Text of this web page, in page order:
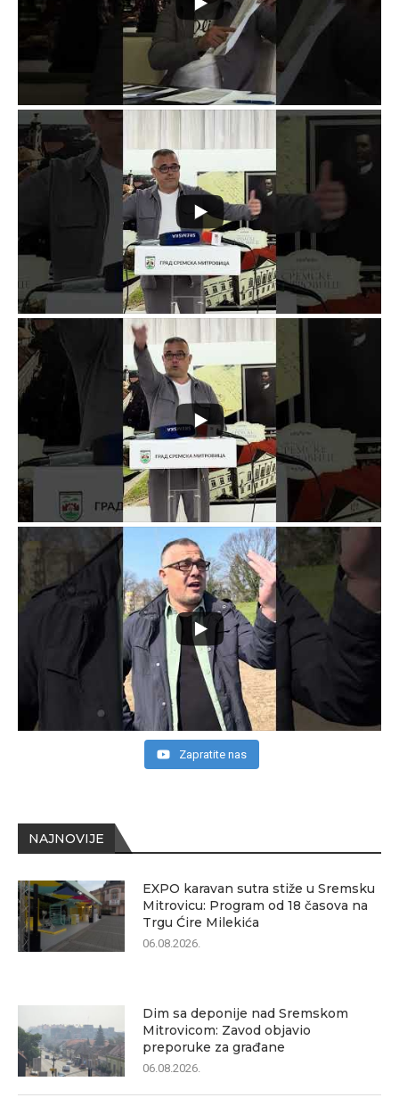
NAJNOVIJE
EXPO karavan sutra stiže u Sremsku
Mitrovicu: Program od 18 časova na
Trgu Ćire Milekića
06.08.2026.
Dim sa deponije nad Sremskom
Mitrovicom: Zavod objavio
preporuke za građane
06.08.2026.
Zapratite nas